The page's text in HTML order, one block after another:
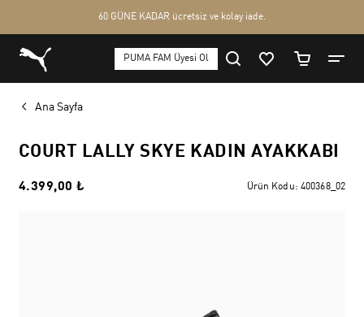
Ana Sayfa
COURT LALLY SKYE KADIN AYAKKABI
4.399,00 ₺ Ürün Kodu: 400368_02